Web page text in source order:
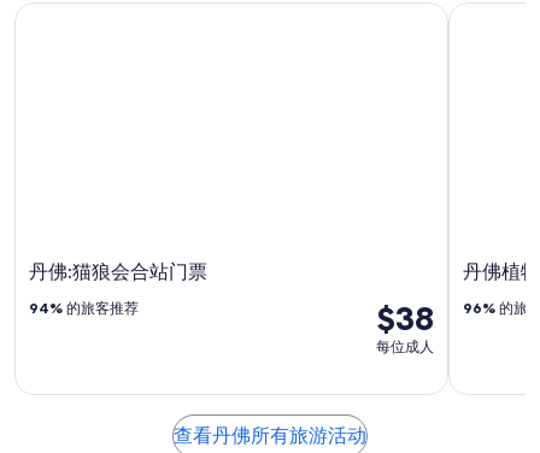
丹佛:猫狼会合站门票
$38
每位成人
94% 的旅客推荐
丹佛:猫狼会合站门票
丹佛植
96% 的旅
丹佛植物
查看丹佛所有旅游活动